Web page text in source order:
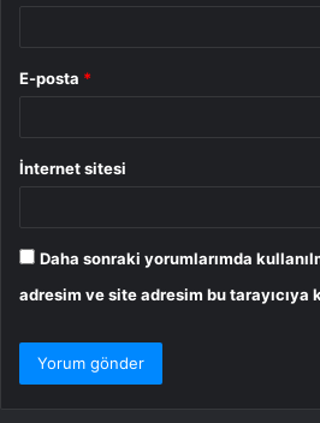
E-posta *
İnternet sitesi
Daha sonraki yorumlarımda
adresim ve site adresim bu tarayıcıya